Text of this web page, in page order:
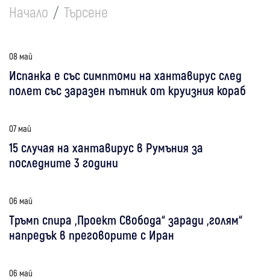
Начало Търсене
08 май
Испанка е със симптоми на хантавирус след
полет със заразен пътник от круизния кораб
07 май
15 случая на хантавирус в Румъния за
последните 3 години
06 май
Тръмп спира „Проект Свобода“ заради „голям“
напредък в преговорите с Иран
06 май